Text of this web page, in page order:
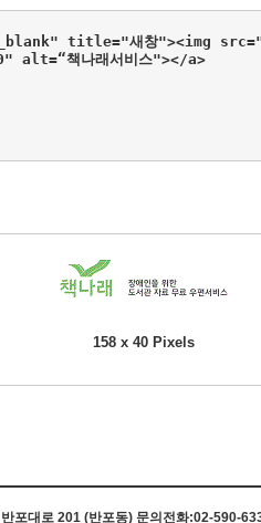
title="새창"><img
책나래서비스"></a>
158 x 40 Pixels
포대로 201 (반포동) 문의전화:02-590-